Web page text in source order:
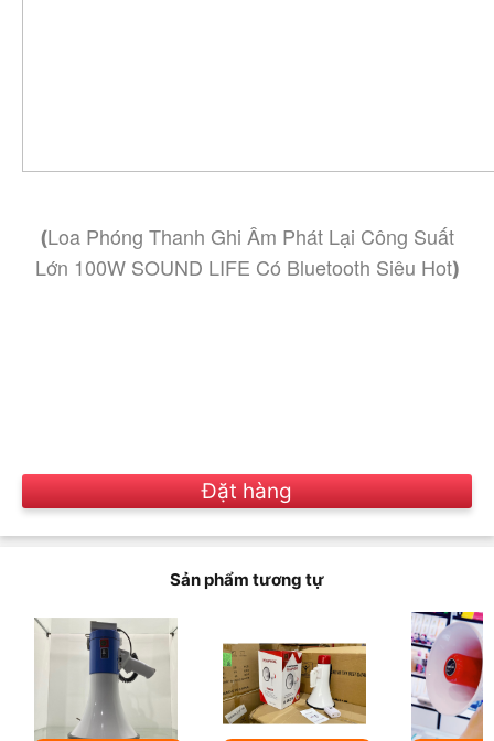
(Loa Phóng Thanh Ghi Âm Phát Lại Công Suất
Lớn 100W SOUND LIFE Có Bluetooth Siêu Hot)
Đặt hàng
Sản phẩm tương tự